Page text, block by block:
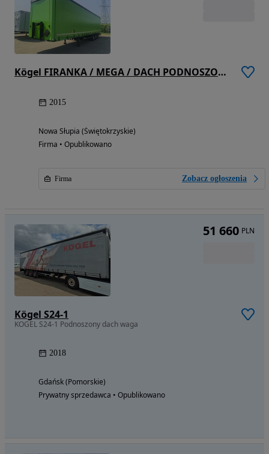
Kögel FIRANKA / MEGA / DACH PODNOSZONY / OŚ PODNOSZONA /
2015
Nowa Słupia (Świętokrzyskie)
Firma • Opublikowano
Firma Zobacz ogłoszenia
Kögel S24-1
KOGEL S24-1 Podnoszony dach waga
2018
Gdańsk (Pomorskie)
Prywatny sprzedawca • Opublikowano
51 660 PLN